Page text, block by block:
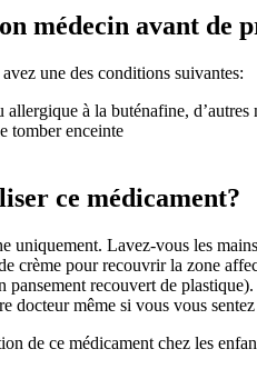
médecin avant de
une des conditions suivantes:
à la buténafine,
tomber enceinte
ce médicament?
uniquement. Lavez-vous les
crème pour recouvrir la zone
pansement recouvert de
docteur même si vous vous
de ce médicament chez les